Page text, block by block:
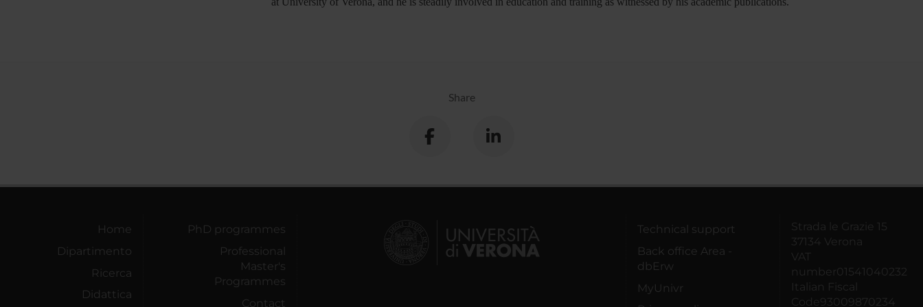
Share
Home
Dipartimento
Ricerca
Didattica
PhD programmes
Professional
Master's
Programmes
Contact
Technical support
Back office Area -
dbErw
MyUnivr
Strada le Grazie 15
37134 Verona
VAT
number01541040232
Italian Fiscal
Code93009870234